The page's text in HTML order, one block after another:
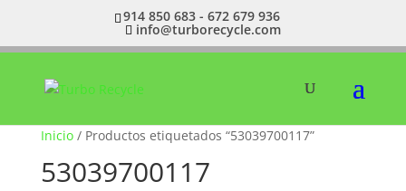
914 850 683 - 672 679 936
info@turborecycle.com
Inicio/ Productos etiquetados “53039700117”
53039700117